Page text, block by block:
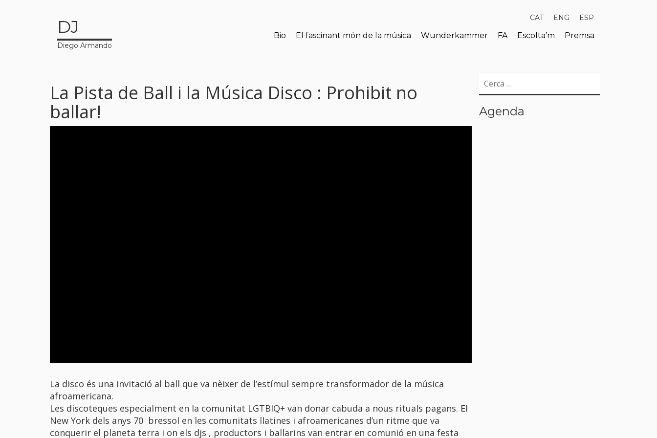
CAT ENG ESP
DJ
Diego Armando
Bio El fascinant món de la música Wunderkammer FA Escolta’m Premsa
La Pista de Ball i la Música Disco : Prohibit no
ballar!
La disco és una invitació al ball que va nèixer de l’estímul sempre transformador de la música
afroamericana.
Les discoteques especialment en la comunitat LGTBIQ+ van donar cabuda a nous rituals pagans. El
New York dels anys 70 bressol en les comunitats llatines i afroamericanes d’un ritme que va
conquerir el planeta terra i on els djs , productors i ballarins van entrar en comunió en una festa
Cerca:
Agenda